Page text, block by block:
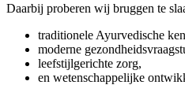
Daarbij proberen wij bruggen te
traditionele Ayurvedische
moderne
leefstijlgerichte zorg,
en wetenschappelijke